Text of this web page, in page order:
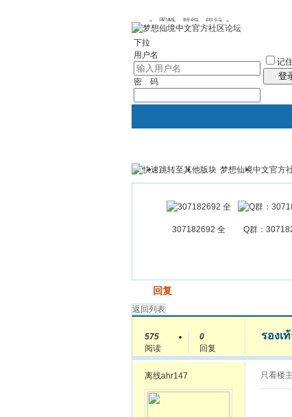
图酷 群组 银行
下拉
用户名
密 码
记
登
银行 群组聚合 我的
梦想仙境中文官方
307182692 全 Q群：
回复
返回列表
575
阅读
0
回复
รองเ
离线ahr147 只看楼主